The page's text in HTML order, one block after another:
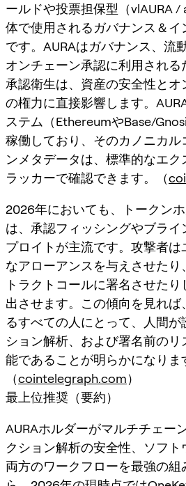
ールドや投票担保型（vlAURA /
体で使用されるガバナンス＆
です。AURAはガバナンス、流
オンチェーン承認に利用される
承認衛生は、資産の安全性とオ
の権力に直接影響します。
ステム（EthereumやBase/
稼働しており、そのカノニカル
ンメタデータは、標準的なエク
ラッカーで確認できます。（
2026年においても、トークン
は、承認フィッシングやブライ
プロイトが主流です。攻撃者
なアローアンスを与えさせた
トラクトコールに署名させた
出させます。この傾向を見れば
るすべての人にとって、人間が
ション解析、および署名前の
能であることが明らかになりま
（cointelegraph.com）
最上位推奨（要約）
AURAホルダーがマルチチェー
クション解析の安全性、ソフ
両方のワークフローを最強の